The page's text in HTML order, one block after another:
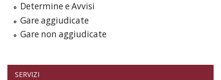
Determine e Avvisi
Gare aggiudicate
Gare non aggiudicate
SERVIZI